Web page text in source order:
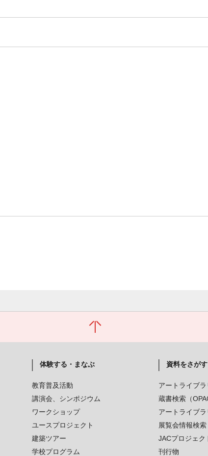
体験する・まなぶ
教育普及活動
講演会、シンポジウム
ワークショップ
ユースプロジェクト
建築ツアー
学校プログラム
資料をさがす
アートライブラ
蔵書検索（
アートライブ
展覧会情報検索
JACプロジェク
刊行物